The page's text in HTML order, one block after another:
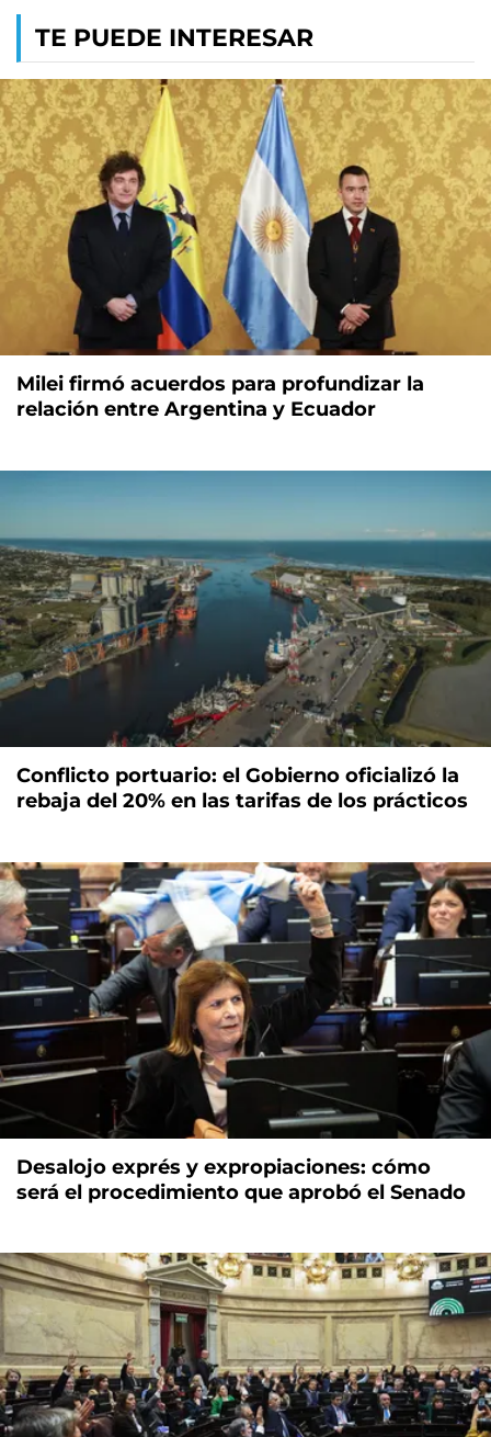
TE PUEDE INTERESAR
Milei firmó acuerdos para profundizar la
relación entre Argentina y Ecuador
Conflicto portuario: el Gobierno oficializó la
rebaja del 20% en las tarifas de los prácticos
Desalojo exprés y expropiaciones: cómo
será el procedimiento que aprobó el Senado